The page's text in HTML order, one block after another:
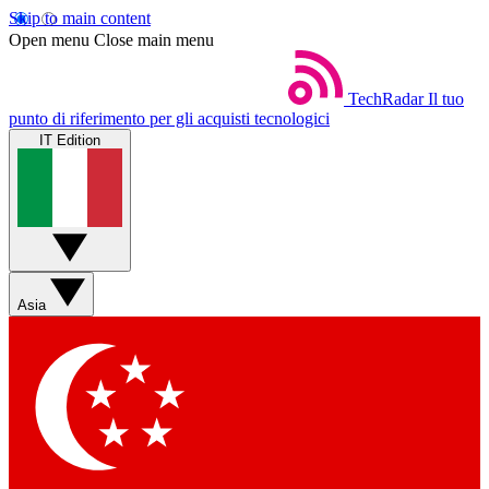
Skip to main content
Open menu Close main menu
TechRadar Il tuo
punto di riferimento per gli acquisti tecnologici
IT Edition
Asia